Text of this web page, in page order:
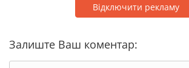
Відключити рекламу
Залиште Ваш коментар: